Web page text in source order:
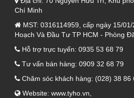
Chí Minh
MST: 0316114959, cấp ngày 15/
Hoạch Và Đầu Tư TP HCM - Phòng
Hỗ trợ trực tuyến: 0935 53 68 79
Tư vấn bán hàng: 0909 32 68 79
Chăm sóc khách hàng: (028) 38 86
Website: www.tyho.vn,